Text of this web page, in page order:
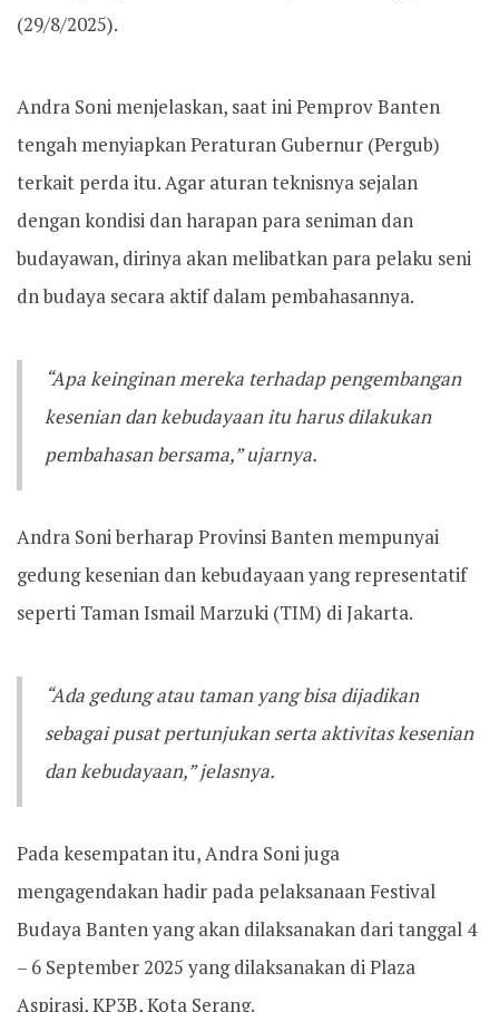
(29/8/2025).
Andra Soni menjelaskan, saat ini Pemprov Banten
tengah menyiapkan Peraturan Gubernur (Pergub)
terkait perda itu. Agar aturan teknisnya sejalan
dengan kondisi dan harapan para seniman dan
budayawan, dirinya akan melibatkan para pelaku seni
dn budaya secara aktif dalam pembahasannya.
“Apa keinginan mereka terhadap pengembangan
kesenian dan kebudayaan itu harus dilakukan
pembahasan bersama,” ujarnya.
Andra Soni berharap Provinsi Banten mempunyai
gedung kesenian dan kebudayaan yang representatif
seperti Taman Ismail Marzuki (TIM) di Jakarta.
“Ada gedung atau taman yang bisa dijadikan
sebagai pusat pertunjukan serta aktivitas kesenian
dan kebudayaan,” jelasnya.
Pada kesempatan itu, Andra Soni juga
mengagendakan hadir pada pelaksanaan Festival
Budaya Banten yang akan dilaksanakan dari tanggal 4
– 6 September 2025 yang dilaksanakan di Plaza
Aspirasi, KP3B, Kota Serang.